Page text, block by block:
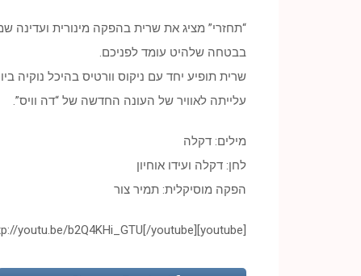
“תחזרי” מציג את שרית בהפקה מינורית
בבטחה שלהיט עומד לפניכם.
עלייתה לאוויר של העונה החדשה של “דה וויס”.
מילים: דקלה
לחן: דקלה ועידו אוחיון
הפקה מוסיקלית: תמיר צור
[youtube]http://youtu.be/b2Q4KHi_GTU[/youtube]